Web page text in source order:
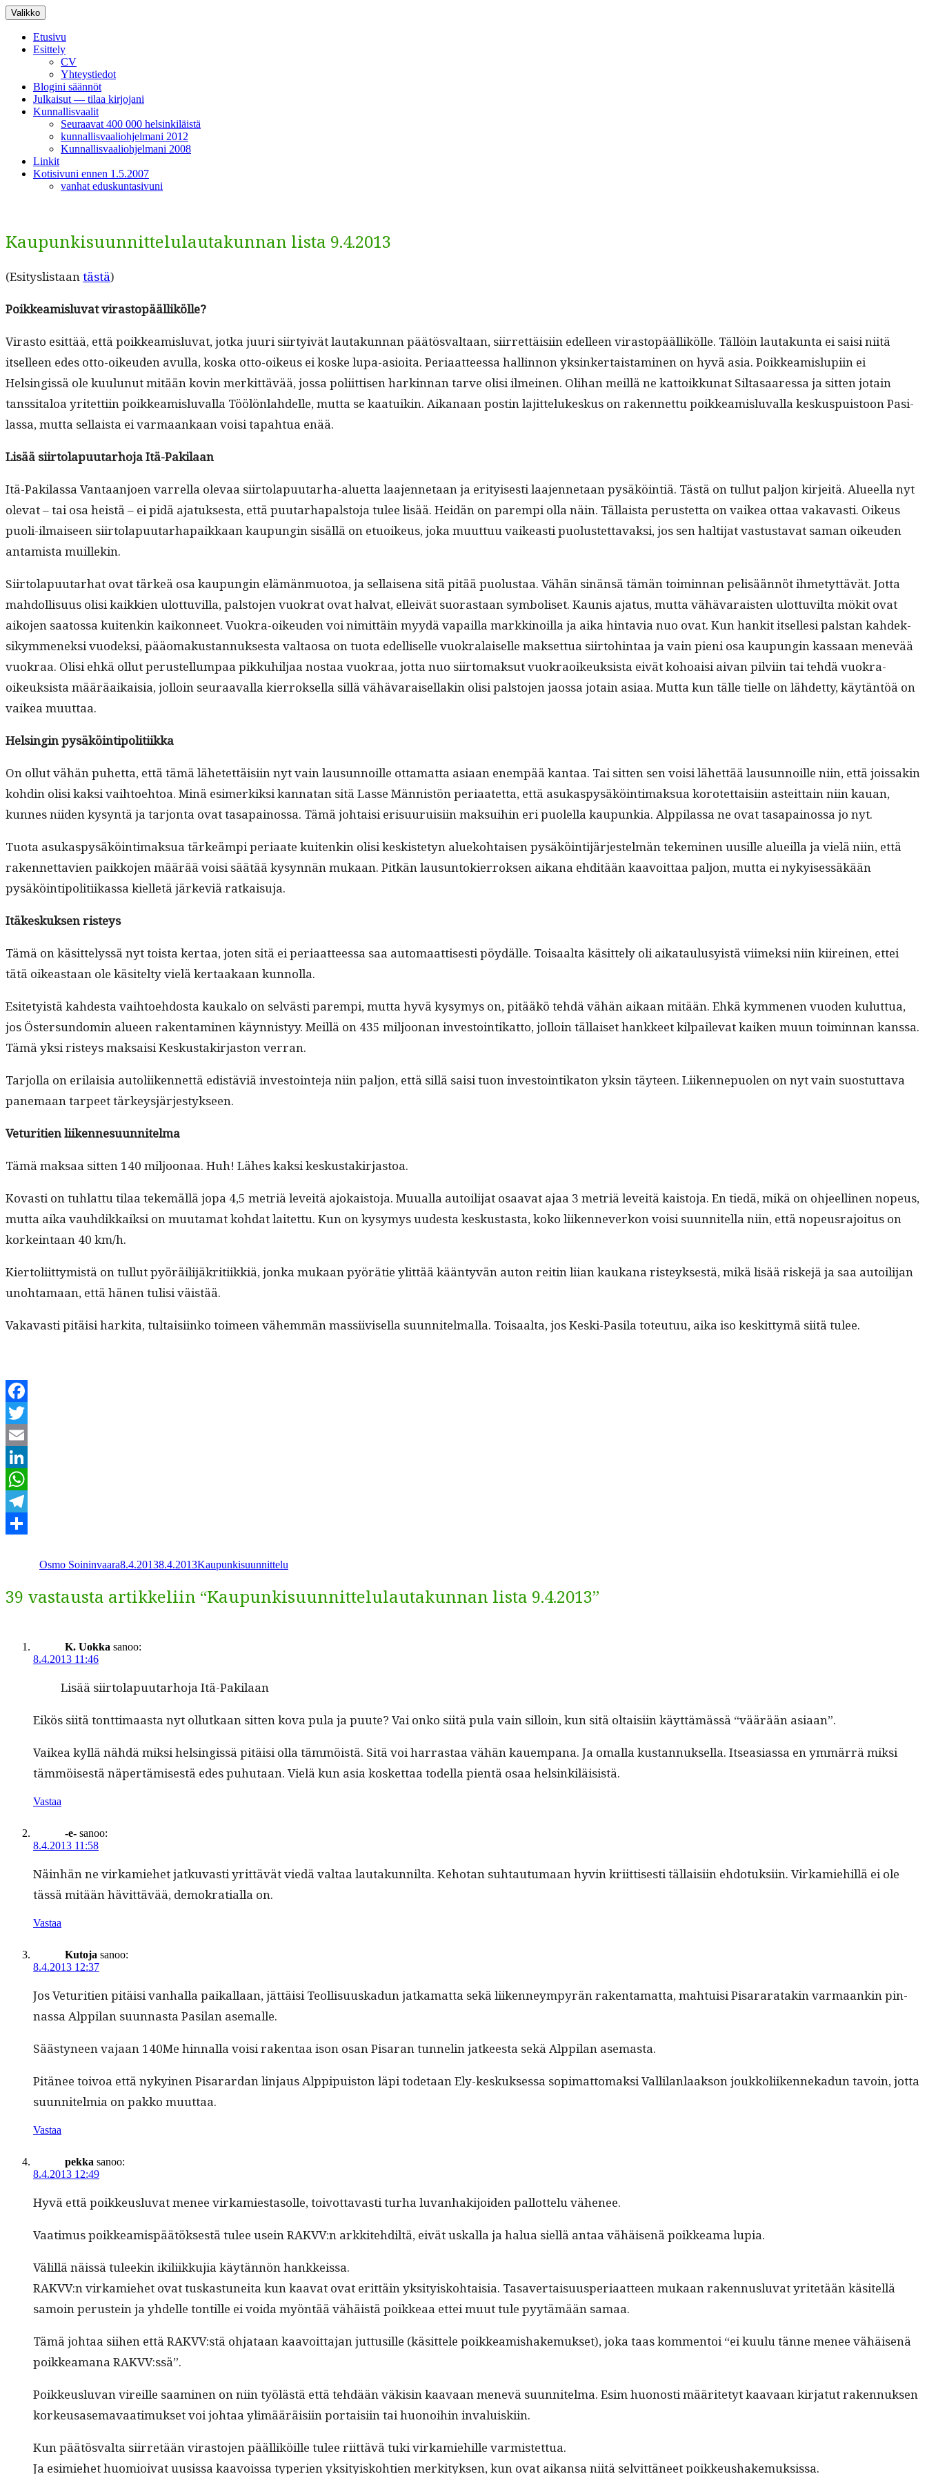
Siirry
sisältöön
Valikko
Etusivu
Esittely
CV
Yhteystiedot
Blogini säännöt
Julkaisut — tilaa kirjojani
Kunnallisvaalit
Seuraavat 400 000 helsinkiläistä
kunnallisvaaliohjelmani 2012
Kunnallisvaaliohjelmani 2008
Linkit
Kotisivuni ennen 1.5.2007
vanhat eduskuntasivuni
Kaupunkisuunnittelulautakunnan lista 9.4.2013
(Esi­tys­lis­taantästä)
Poikkeamis­lu­vat virastopäällikölle?
Viras­to esit­tää, että poikkeamis­lu­vat, jot­ka juuri siir­tyivät lau­takun­nan päätös­val­taan, siir­ret­täisi­in edelleen virastopääl­likölle. Täl­löin lau­takun­ta ei saisi niitä
itselleen edes otto-oikeu­den avul­la, kos­ka otto-oikeus ei koske lupa-asioi­ta. Peri­aat­teessa hallinnon yksinker­tais­t­a­mi­nen on hyvä asia. Poikkeamis­lupi­in ei
Helsingis­sä ole kuu­lunut mitään kovin merkit­tävää, jos­sa poli­it­tisen harkin­nan tarve olisi ilmeinen. Oli­han meil­lä ne kat­toikku­nat Sil­tasaa­res­sa ja sit­ten jotain
tanssi­taloa yritet­ti­in poikkeamis­lu­val­la Töölön­lahdelle, mut­ta se kaa­tuikin. Aikanaan postin lajit­telukeskus on raken­net­tu poikkeamis­lu­val­la keskus­puis­toon Pasi­
las­sa, mut­ta sel­l­aista ei var­maankaan voisi tapah­tua enää.
Lisää siir­to­la­pu­u­tarho­ja Itä-Pakilaan
Itä-Pak­i­las­sa Van­taan­joen var­rel­la ole­vaa siir­to­la­pu­u­tarha-aluet­ta laa­jen­netaan ja eri­tyis­es­ti laa­jen­netaan pysäköin­tiä. Tästä on tul­lut paljon kir­jeitä. Alueel­la nyt
ole­vat – tai osa heistä – ei pidä ajatuk­ses­ta, että puu­tarha­pal­sto­ja tulee lisää. Hei­dän on parem­pi olla näin. Täl­laista perustet­ta on vaikea ottaa vakavasti. Oikeus
puoli-ilmaiseen siir­to­la­pu­u­tarha­paikkaan kaupun­gin sisäl­lä on etuoikeus, joka muut­tuu vaikeasti puo­lus­tet­tavak­si, jos sen halti­jat vas­tus­ta­vat saman oikeu­den
antamista muillekin.
Siir­to­la­pu­u­tarhat ovat tärkeä osa kaupun­gin elämän­muo­toa, ja sel­l­aise­na sitä pitää puo­lus­taa. Vähän sinän­sä tämän toimin­nan pelisään­nöt ihme­tyt­tävät. Jot­ta
mah­dol­lisu­us olisi kaikkien ulot­tuvil­la, pal­sto­jen vuokrat ovat hal­vat, elleivät suo­ras­taan sym­bol­iset. Kau­nis aja­tus, mut­ta vähä­varais­ten ulot­tuvil­ta mök­it ovat
aiko­jen saatossa kuitenkin kaikon­neet. Vuokra-oikeu­den voi nimit­täin myy­dä vapail­la markki­noil­la ja aika hin­tavia nuo ovat. Kun han­kit itselle­si pal­stan kahdek­
sikymmenek­si vuodek­si, pääo­makus­tan­nuk­ses­ta val­taosa on tuo­ta edel­liselle vuokralaiselle mak­set­tua siir­to­hin­taa ja vain pieni osa kaupun­gin kas­saan menevää
vuokraa. Olisi ehkä ollut perustel­lumpaa pikkuhil­jaa nos­taa vuokraa, jot­ta nuo siir­tomak­sut vuokraoikeuk­sista eivät kohoaisi aivan pil­vi­in tai tehdä vuokra-
oikeuk­sista määräaikaisia, jol­loin seu­raaval­la kier­roksel­la sil­lä vähä­varaisel­lakin olisi pal­sto­jen jaos­sa jotain asi­aa. Mut­ta kun tälle tielle on lähdet­ty, käytän­töä on
vaikea muuttaa.
Helsin­gin pysäköintipolitiikka
On ollut vähän puhet­ta, että tämä lähetet­täisi­in nyt vain lausun­noille otta­mat­ta asi­aan enem­pää kan­taa. Tai sit­ten sen voisi lähet­tää lausun­noille niin, että jois­sakin
kohdin olisi kak­si vai­h­toe­htoa. Minä esimerkik­si kan­natan sitä Lasse Män­nistön peri­aatet­ta, että asukaspysäköin­ti­mak­sua korotet­taisi­in asteit­tain niin kauan,
kunnes niiden kysyn­tä ja tar­jon­ta ovat tas­apain­os­sa. Tämä johtaisi erisu­u­ruisi­in mak­sui­hin eri puolel­la kaupunkia. Alp­pi­las­sa ne ovat tas­apain­os­sa jo nyt.
Tuo­ta asukaspysäköin­ti­mak­sua tärkeämpi peri­aate kuitenkin olisi keskiste­tyn alueko­htaisen pysäköin­ti­jär­jestelmän tekem­i­nen uusille alueil­la ja vielä niin, että
raken­net­tavien paikko­jen määrää voisi säätää kysyn­nän mukaan. Pitkän lausun­tok­ier­roksen aikana ehditään kaavoit­taa paljon, mut­ta ei nykyisessäkään
pysäköin­tipoli­ti­ikas­sa kiel­letä järke­viä ratkaisuja.
Itäkeskuk­sen risteys
Tämä on käsit­telyssä nyt toista ker­taa, joten sitä ei peri­aat­teessa saa automaat­tis­es­ti pöy­dälle. Toisaal­ta käsit­te­ly oli aikataulusy­istä viimek­si niin kiireinen, ettei
tätä oikeas­t­aan ole käsitel­ty vielä ker­taakaan kunnolla.
Esite­ty­istä kahdes­ta vai­h­toe­hdos­ta kauka­lo on selvästi parem­pi, mut­ta hyvä kysymys on, pitääkö tehdä vähän aikaan mitään. Ehkä kymme­nen vuo­den kulut­tua,
jos Öster­sun­domin alueen rak­en­t­a­mi­nen käyn­nistyy. Meil­lä on 435 miljoo­nan investoin­tikat­to, jol­loin täl­laiset han­kkeet kil­pail­e­vat kaiken muun toimin­nan kanssa.
Tämä yksi risteys mak­saisi Keskus­takir­jas­ton verran.
Tar­jol­la on eri­laisia autoli­iken­net­tä edis­täviä investoin­te­ja niin paljon, että sil­lä saisi tuon investoin­tika­ton yksin täy­teen. Liiken­nepuolen on nyt vain suos­tut­ta­va
pane­maan tarpeet tärkeysjärjestykseen.
Vetu­ri­tien liikennesuunnitelma
Tämä mak­saa sit­ten 140 miljoon­aa. Huh! Läh­es kak­si keskustakirjastoa.
Kovasti on tuh­lat­tu tilaa tekemäl­lä jopa 4,5 metriä lev­eitä ajokaisto­ja. Muual­la autoil­i­jat osaa­vat ajaa 3 metriä lev­eitä kaisto­ja. En tiedä, mikä on ohjeelli­nen nopeus,
mut­ta aika vauhdikkaik­si on muu­ta­mat koh­dat laitet­tu. Kun on kysymys uud­es­ta keskus­tas­ta, koko liiken­n­ev­erkon voisi suun­nitel­la niin, että nopeusra­joi­tus on
korkein­taan 40 km/h.
Kier­toli­it­tymistä on tul­lut pyöräil­i­jäkri­ti­ikkiä, jon­ka mukaan pyörätie ylit­tää kään­tyvän auton reitin liian kaukana risteyk­ses­tä, mikä lisää riske­jä ja saa autoil­i­jan
uno­hta­maan, että hänen tulisi väistää.
Vakavasti pitäisi harki­ta, tul­taisi­inko toimeen vähem­män mas­si­ivisel­la suun­nitel­mal­la. Toisaal­ta, jos Kes­ki-Pasi­la toteu­tuu, aika iso keskit­tymä siitä tulee.
Facebook
Twitter
Email
LinkedIn
WhatsApp
Telegram
Osmo Soininvaara8.4.20138.4.2013Kaupunkisuunnittelu
39 vastausta artikkeliin “Kaupunkisuunnittelulautakunnan lista 9.4.2013”
K. Uokka sanoo:
8.4.2013 11:46
Lisää siir­to­la­pu­u­tarho­ja Itä-Pakilaan
Eikös siitä tont­ti­maas­ta nyt ollutkaan sit­ten kova pula ja puute? Vai onko siitä pula vain sil­loin, kun sitä oltaisi­in käyt­tämässä “väärään asiaan”.
Vaikea kyl­lä nähdä mik­si helsingis­sä pitäisi olla täm­möistä. Sitä voi har­ras­taa vähän kauem­pana. Ja oma­l­la kus­tan­nuk­sel­la. Itseasi­as­sa en ymmär­rä mik­si
täm­möis­es­tä näpertämis­es­tä edes puhutaan. Vielä kun asia kos­ket­taa todel­la pien­tä osaa helsinkiläisistä.
Vastaa
-e- sanoo:
8.4.2013 11:58
Näin­hän ne virkamiehet jatku­vasti yrit­tävät viedä val­taa lau­takun­nil­ta. Kehotan suh­tau­tu­maan hyvin kri­it­tis­es­ti täl­laisi­in ehdo­tuk­si­in. Virkamiehillä ei ole
tässä mitään hävit­tävää, demokra­tial­la on.
Vastaa
Kutoja sanoo:
8.4.2013 12:37
Jos Vetu­ri­tien pitäisi van­hal­la paikallaan, jät­täisi Teol­lisu­uskadun jatka­mat­ta sekä liiken­neympyrän rak­en­ta­mat­ta, mah­tu­isi Pis­araratakin var­maankin pin­
nas­sa Alp­pi­lan suun­nas­ta Pasi­lan asemalle.
Säästyneen vajaan 140Me hin­nal­la voisi rak­en­taa ison osan Pis­aran tun­nelin jat­keesta sekä Alp­pi­lan asemasta.
Pitänee toivoa että nykyi­nen Pis­arar­dan lin­jaus Alp­pipuis­ton läpi tode­taan Ely-keskuk­ses­sa sopi­mat­tomak­si Vallilan­laak­son joukkoli­iken­nekadun tavoin, jot­ta
suun­nitelmia on pakko muuttaa.
Vastaa
pekka sanoo:
8.4.2013 12:49
Hyvä että poikkeuslu­vat menee virkami­es­ta­solle, toiv­ot­tavasti turha luvan­hak­i­joiden pal­lot­telu vähenee.
Vaa­timus poikkeamis­päätök­ses­tä tulee usein RAKVV:n arkkite­hdiltä, eivät uskalla ja halua siel­lä antaa vähäisenä poikkea­ma lupia.
Välil­lä näis­sä tuleekin ikili­ikku­jia käytän­nön hankkeissa.
RAKVV:n virkamiehet ovat tuskas­tunei­ta kun kaa­vat ovat erit­täin yksi­tyisko­htaisia. Tasaver­taisu­us­pe­ri­aat­teen mukaan raken­nus­lu­vat yritetään käsitel­lä
samoin perustein ja yhdelle ton­tille ei voi­da myön­tää vähäistä poikkeaa ettei muut tule pyytämään samaa.
Tämä johtaa siihen että RAKVV:stä ohjataan kaavoit­ta­jan jut­tusille (käsit­tele poikkeamishake­muk­set), joka taas kom­men­toi “ei kuu­lu tänne menee vähäisenä
poikkea­mana RAKVV:ssä”.
Poikkeuslu­van vireille saami­nen on niin työlästä että tehdään väk­isin kaavaan menevä suun­nitel­ma. Esim huonos­ti määrite­tyt kaavaan kir­jatut raken­nuk­sen
korkeusase­mavaa­timuk­set voi johtaa ylimääräisi­in por­taisi­in tai huonoi­hin invaluiskiin.
Kun päätös­val­ta siir­retään viras­to­jen pääl­liköille tulee riit­tävä tuki virkamiehille varmistettua.
Ja esimiehet huomioi­vat uusis­sa kaavois­sa type­r­ien yksi­tyisko­h­tien merk­i­tyk­sen, kun ovat aikansa niitä selvit­täneet poikkeushakemuksissa.